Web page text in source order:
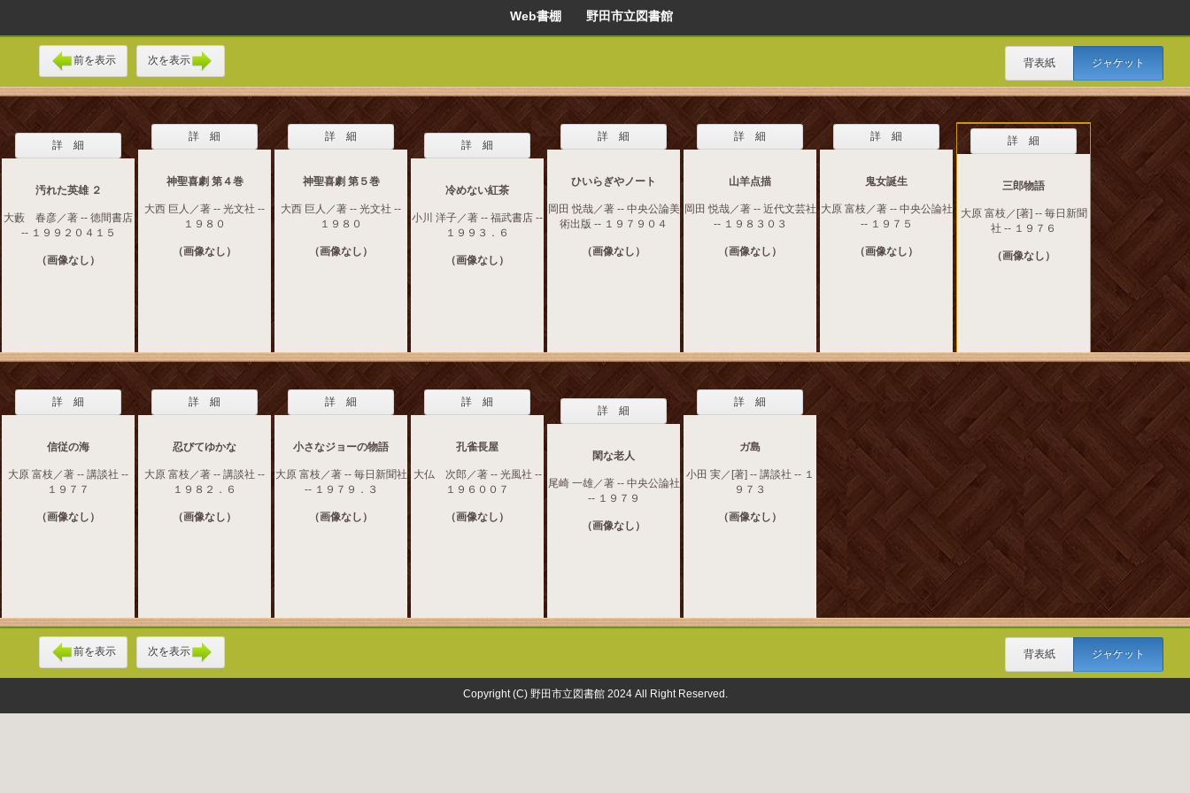
Web書棚 野田市立図書館
前を表示 次を表示 背表紙 ジャケット
詳 細
汚れた英雄 ２
大藪 春彦／著 -- 徳間書店
-- １９９２０４１５
（画像なし）
詳 細
神聖喜劇 第４巻
大西 巨人／著 -- 光文社 --
１９８０
（画像なし）
詳 細
神聖喜劇 第５巻
大西 巨人／著 -- 光文社 --
１９８０
（画像なし）
詳 細
冷めない紅茶
小川 洋子／著 -- 福武書店 --
１９９３．６
（画像なし）
詳 細
ひいらぎやノート
岡田 悦哉／著 -- 中央公論美
術出版 -- １９７９０４
（画像なし）
詳 細
山羊点描
岡田 悦哉／著 -- 近代文芸社
-- １９８３０３
（画像なし）
詳 細
鬼女誕生
大原 富枝／著 -- 中央公論社
-- １９７５
（画像なし）
詳 細
三郎物語
大原 富枝／[著] -- 毎日新聞
社 -- １９７６
（画像なし）
詳 細
信従の海
大原 富枝／著 -- 講談社 --
１９７７
（画像なし）
詳 細
忍びてゆかな
大原 富枝／著 -- 講談社 --
１９８２．６
（画像なし）
詳 細
小さなジョーの物語
大原 富枝／著 -- 毎日新聞社
-- １９７９．３
（画像なし）
詳 細
孔雀長屋
大仏 次郎／著 -- 光風社 --
１９６００７
（画像なし）
詳 細
閑な老人
尾崎 一雄／著 -- 中央公論社
-- １９７９
（画像なし）
詳 細
ガ島
小田 実／[著] -- 講談社 -- １
９７３
（画像なし）
前を表示 次を表示 背表紙 ジャケット
Copyright (C) 野田市立図書館 2024 All Right Reserved.